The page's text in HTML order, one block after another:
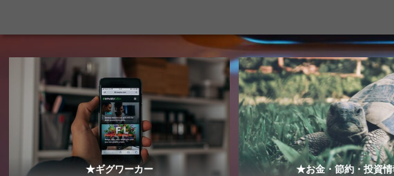
★ギグワーカー ★お金・節約・投資情